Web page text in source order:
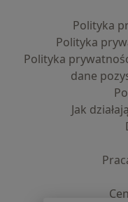
Polityka
Polityka
Polityka
dane
Jak